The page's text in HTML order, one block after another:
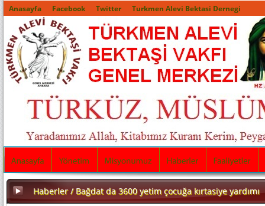
Anasayfa Facebook Twitter Turkmen Alevi Bektasi Dernegi
Haberler / Bağdat da 3600 yetim çocuğa kırtasiye yardımı